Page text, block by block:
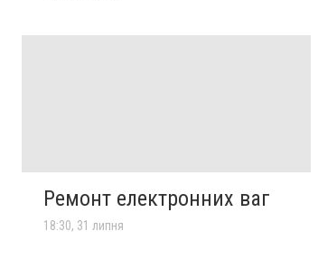
Ремонт електронних ваг
18:30, 31 липня